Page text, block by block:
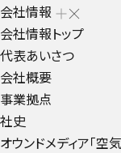
会社情報
会社情報トップ
代表あいさつ
会社概要
事業拠点
社史
オウンドメディア「空